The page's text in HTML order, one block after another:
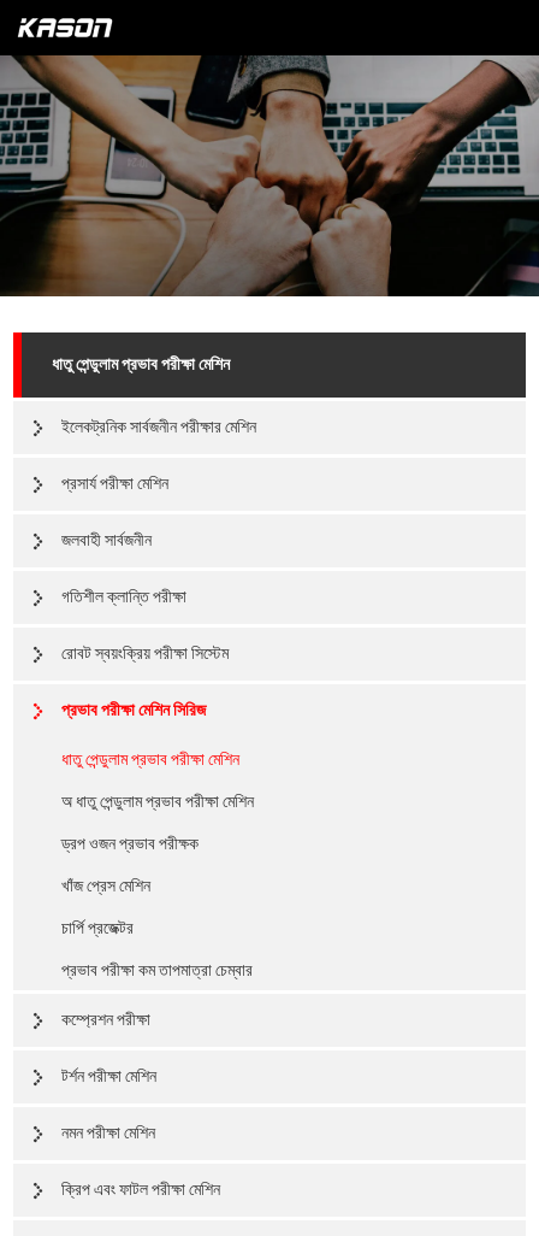
ধাতু পেন্ডুলাম প্রভাব পরীক্ষা মেশিন
ইলেকট্রনিক সার্বজনীন পরীক্ষার মেশিন
প্রসার্য পরীক্ষা মেশিন
জলবাহী সার্বজনীন
গতিশীল ক্লান্তি পরীক্ষা
রোবট স্বয়ংক্রিয় পরীক্ষা সিস্টেম
প্রভাব পরীক্ষা মেশিন সিরিজ
ধাতু পেন্ডুলাম প্রভাব পরীক্ষা মেশিন
অ ধাতু পেন্ডুলাম প্রভাব পরীক্ষা মেশিন
ড্রপ ওজন প্রভাব পরীক্ষক
খাঁজ প্রেস মেশিন
চার্পি প্রজেক্টর
প্রভাব পরীক্ষা কম তাপমাত্রা চেম্বার
কম্প্রেশন পরীক্ষা
টর্শন পরীক্ষা মেশিন
নমন পরীক্ষা মেশিন
ক্রিপ এবং ফাটল পরীক্ষা মেশিন